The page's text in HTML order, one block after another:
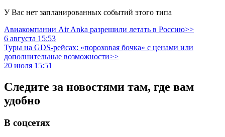
У Вас нет запланированных событий этого типа
Авиакомпании Air Anka разрешили летать в Россию>>
6 августа 15:53
Туры на GDS-рейсах: «пороховая бочка» с ценами или
дополнительные возможности>>
20 июля 15:51
Следите за новостями там, где вам
удобно
В соцсетях